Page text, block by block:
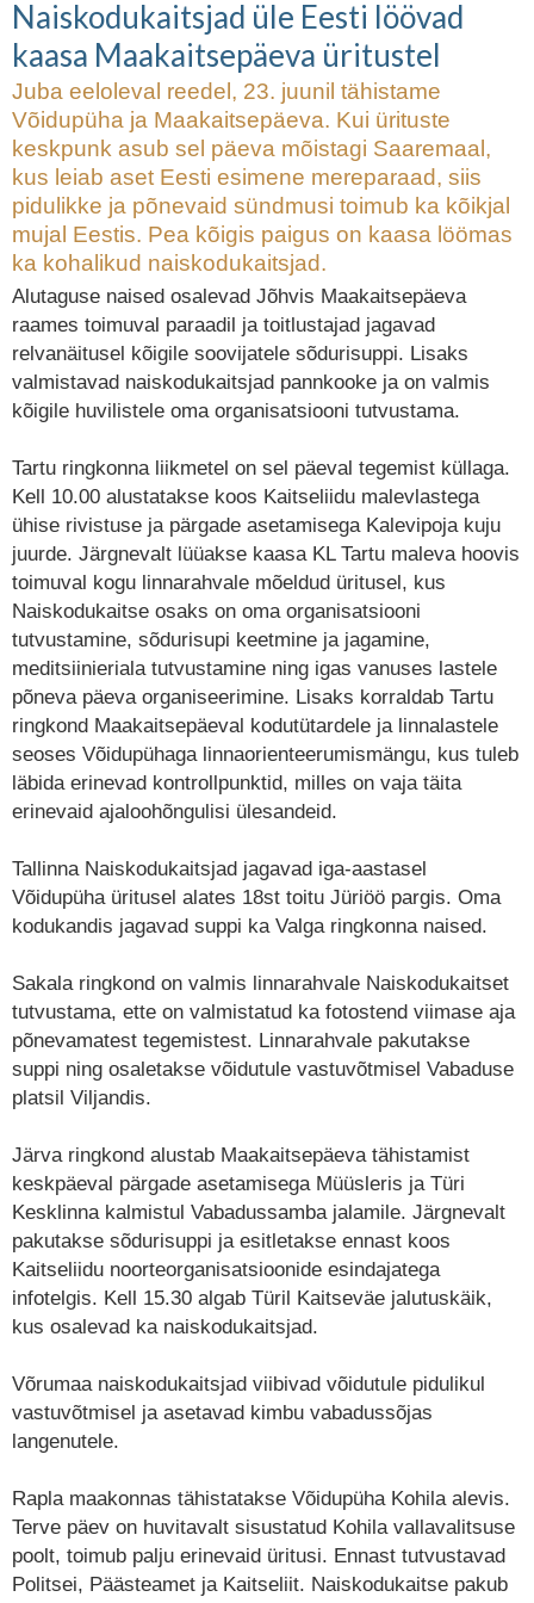
üritustel
Naiskodukaitsjad üle Eesti löövad
kaasa Maakaitsepäeva üritustel
Juba eeloleval reedel, 23. juunil tähistame
Võidupüha ja Maakaitsepäeva. Kui ürituste
keskpunk asub sel päeva mõistagi Saaremaal,
kus leiab aset Eesti esimene mereparaad, siis
pidulikke ja põnevaid sündmusi toimub ka kõikjal
mujal Eestis. Pea kõigis paigus on kaasa löömas
ka kohalikud naiskodukaitsjad.
Alutaguse naised osalevad Jõhvis Maakaitsepäeva
raames toimuval paraadil ja toitlustajad jagavad
relvanäitusel kõigile soovijatele sõdurisuppi. Lisaks
valmistavad naiskodukaitsjad pannkooke ja on valmis
kõigile huvilistele oma organisatsiooni tutvustama.
Tartu ringkonna liikmetel on sel päeval tegemist küllaga.
Kell 10.00 alustatakse koos Kaitseliidu malevlastega
ühise rivistuse ja pärgade asetamisega Kalevipoja kuju
juurde. Järgnevalt lüüakse kaasa KL Tartu maleva hoovis
toimuval kogu linnarahvale mõeldud üritusel, kus
Naiskodukaitse osaks on oma organisatsiooni
tutvustamine, sõdurisupi keetmine ja jagamine,
meditsiinieriala tutvustamine ning igas vanuses lastele
põneva päeva organiseerimine. Lisaks korraldab Tartu
ringkond Maakaitsepäeval kodutütardele ja linnalastele
seoses Võidupühaga linnaorienteerumismängu, kus tuleb
läbida erinevad kontrollpunktid, milles on vaja täita
erinevaid ajaloohõngulisi ülesandeid.
Tallinna Naiskodukaitsjad jagavad iga-aastasel
Võidupüha üritusel alates 18st toitu Jüriöö pargis. Oma
kodukandis jagavad suppi ka Valga ringkonna naised.
Sakala ringkond on valmis linnarahvale Naiskodukaitset
tutvustama, ette on valmistatud ka fotostend viimase aja
põnevamatest tegemistest. Linnarahvale pakutakse
suppi ning osaletakse võidutule vastuvõtmisel Vabaduse
platsil Viljandis.
Järva ringkond alustab Maakaitsepäeva tähistamist
keskpäeval pärgade asetamisega Müüsleris ja Türi
Kesklinna kalmistul Vabadussamba jalamile. Järgnevalt
pakutakse sõdurisuppi ja esitletakse ennast koos
Kaitseliidu noorteorganisatsioonide esindajatega
infotelgis. Kell 15.30 algab Türil Kaitseväe jalutuskäik,
kus osalevad ka naiskodukaitsjad.
Võrumaa naiskodukaitsjad viibivad võidutule pidulikul
vastuvõtmisel ja asetavad kimbu vabadussõjas
langenutele.
Rapla maakonnas tähistatakse Võidupüha Kohila alevis.
Terve päev on huvitavalt sisustatud Kohila vallavalitsuse
poolt, toimub palju erinevaid üritusi. Ennast tutvustavad
Politsei, Päästeamet ja Kaitseliit. Naiskodukaitse pakub